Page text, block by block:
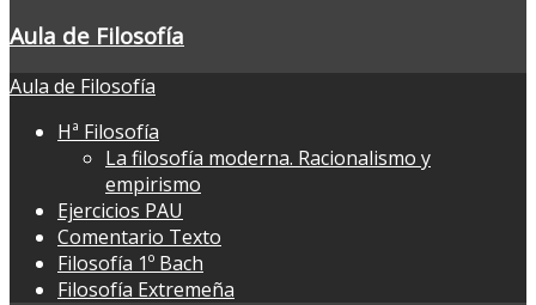
Aula de Filosofía
Aula de Filosofía
Hª Filosofía
La filosofía moderna. Racionalismo y
empirismo
Ejercicios PAU
Comentario Texto
Filosofía 1º Bach
Filosofía Extremeña